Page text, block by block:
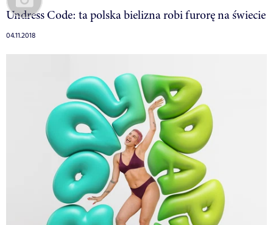
Undress Code: ta polska bielizna robi furorę na świecie
04.11.2018